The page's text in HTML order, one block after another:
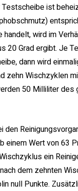
ist
wird im
20 Grad ergibt. Je
dann wird
zehn Wischzyklen
50 Milliliter
einem Wert von 63
ein
dem zehnten
null Punkte.